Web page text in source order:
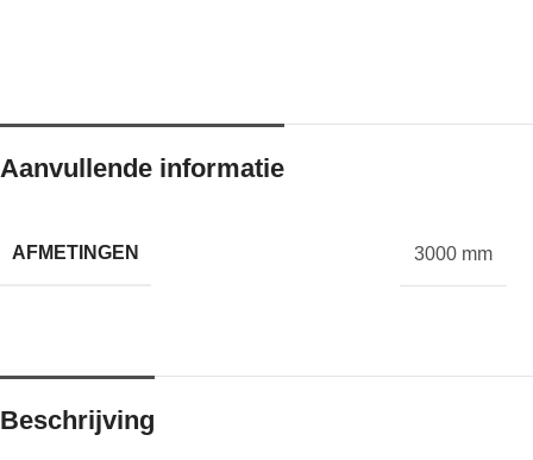
Aanvullende informatie
AFMETINGEN 3000 mm
Beschrijving